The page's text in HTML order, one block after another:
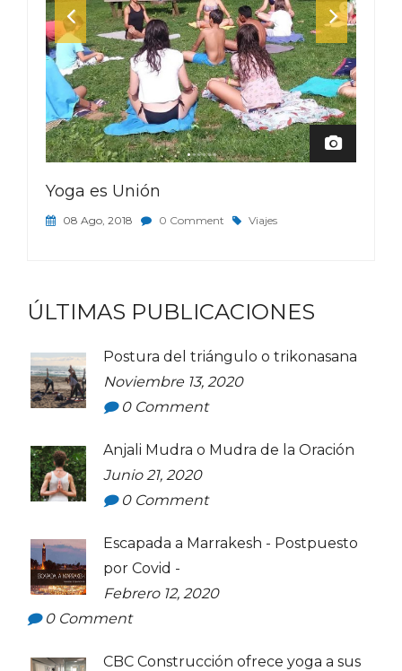
Yoga es Unión
08 Ago, 2018 0 Comment Viajes
ÚLTIMAS PUBLICACIONES
Postura del triángulo o trikonasana
Noviembre 13, 2020
0Comment
Anjali Mudra o Mudra de la Oración
Junio 21, 2020
0Comment
Escapada a Marrakesh - Postpuesto
por Covid -
Febrero 12, 2020
0Comment
CBC Construcción ofrece yoga a sus